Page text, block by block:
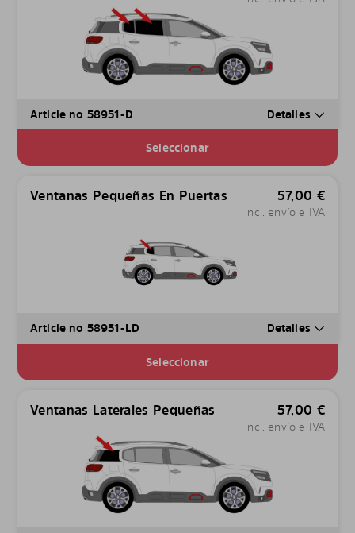
Article no 58951-D Detalles
Seleccionar
Ventanas Pequeñas En Puertas 57,00 €
incl. envío e IVA
Article no 58951-LD Detalles
Seleccionar
Ventanas Laterales Pequeñas 57,00 €
incl. envío e IVA